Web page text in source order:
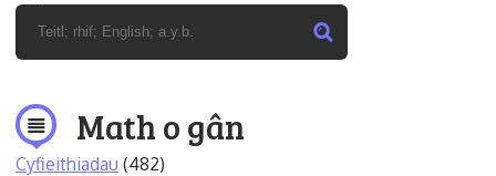
Math o gân
Cyfieithiadau (482)